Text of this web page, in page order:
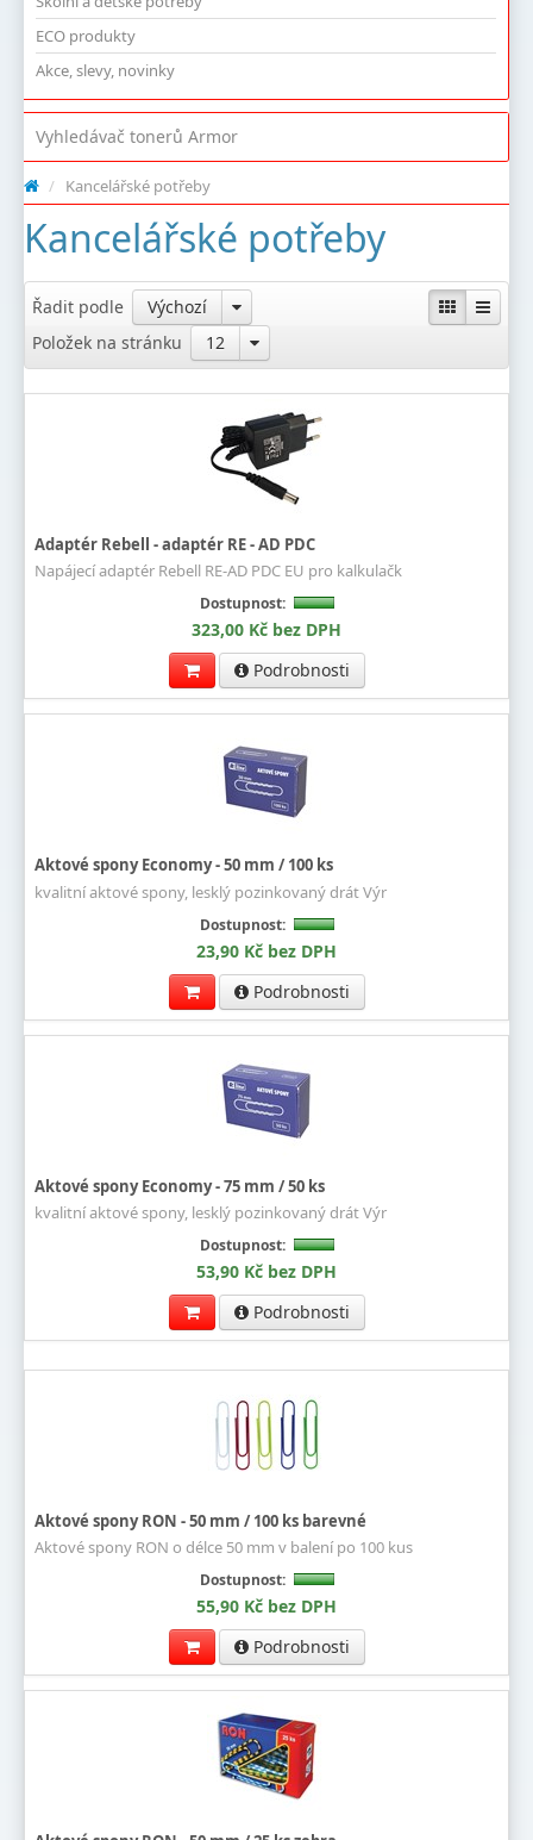
ECO produkty
Akce, slevy, novinky
Vyhledávač tonerů Armor
/ Kancelářské potřeby
Kancelářské potřeby
Řadit podle
Výchozí
Položek na stránku
12
Adaptér Rebell - adaptér RE - AD PDC
Napájecí adaptér Rebell RE-AD PDC EU pro kalkulačk
Dostupnost:
323,00 Kč bez DPH
Podrobnosti
Aktové spony Economy - 50 mm / 100 ks
kvalitní aktové spony, lesklý pozinkovaný drát Výr
Dostupnost:
23,90 Kč bez DPH
Podrobnosti
Aktové spony Economy - 75 mm / 50 ks
kvalitní aktové spony, lesklý pozinkovaný drát Výr
Dostupnost:
53,90 Kč bez DPH
Podrobnosti
Aktové spony RON - 50 mm / 100 ks barevné
Aktové spony RON o délce 50 mm v balení po 100 kus
Dostupnost:
55,90 Kč bez DPH
Podrobnosti